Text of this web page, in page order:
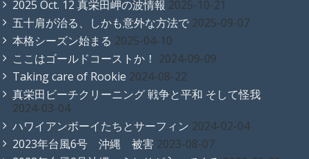
2025 Oct. 12 真栄田岬の波情報 2025-10-21
五十肩が治る、しかも意外な方法で 2025-09-07
本格シーズン始まる 2025-04-10
ここはゴールドコーストか！ 2024-09-09
Taking care of Rookie 2024-08-22
真栄田ビーチクリーニング 戦争と平和 そして怪我
2024-03-04
ハワイアンボーイたちとサーフィン 2024-02-04
2023年台風6号 沖縄 被害 2023-08-07